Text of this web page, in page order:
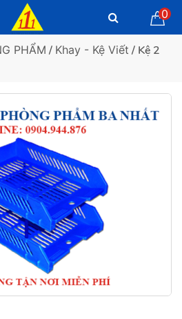
0
PHẨM / Khay - Kệ Viết / Kệ 2